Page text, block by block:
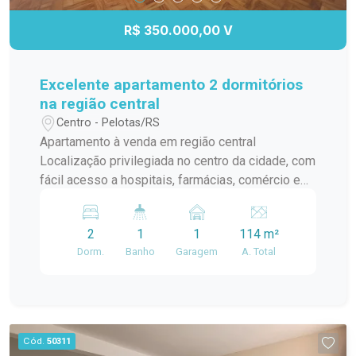
R$ 350.000,00 V
Excelente apartamento 2 dormitórios
na região central
Centro - Pelotas/RS
Apartamento à venda em região central
Localização privilegiada no centro da cidade, com
fácil acesso a hospitais, farmácias, comércio e
para seu conforto e bem-estar. Banheiro social
mobiliado, com acabamentos de qualidade.
Cozinha com móveis sob medida. Espaço de
2
Dorm.
1
Banho
1
Garagem
114 m²
A. Total
Cód. 50311